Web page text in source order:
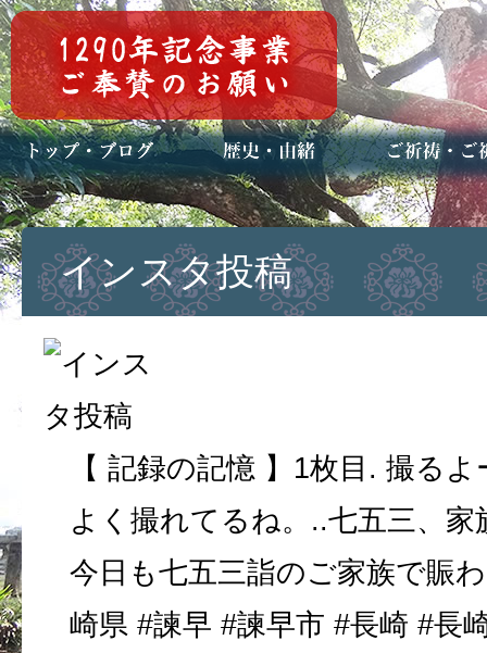
トップページ
ブログ(日々八百万)
お知らせ一覧 歴史・ご祭神
年中行事
メディア掲載 ご祈祷・ご祈
安産祈願
初宮参り
七五三詣
長寿のお祝い
神前結婚式
厄祓い・方位
車のお祓い
地鎮祭
神葬祭（神式
インスタ投稿
【 記録の記憶 】1枚目. 撮る
よく撮れてるね。..七五三、
今日も七五三詣のご家族で賑
崎県 #諫早 #諫早市 #長崎 #長